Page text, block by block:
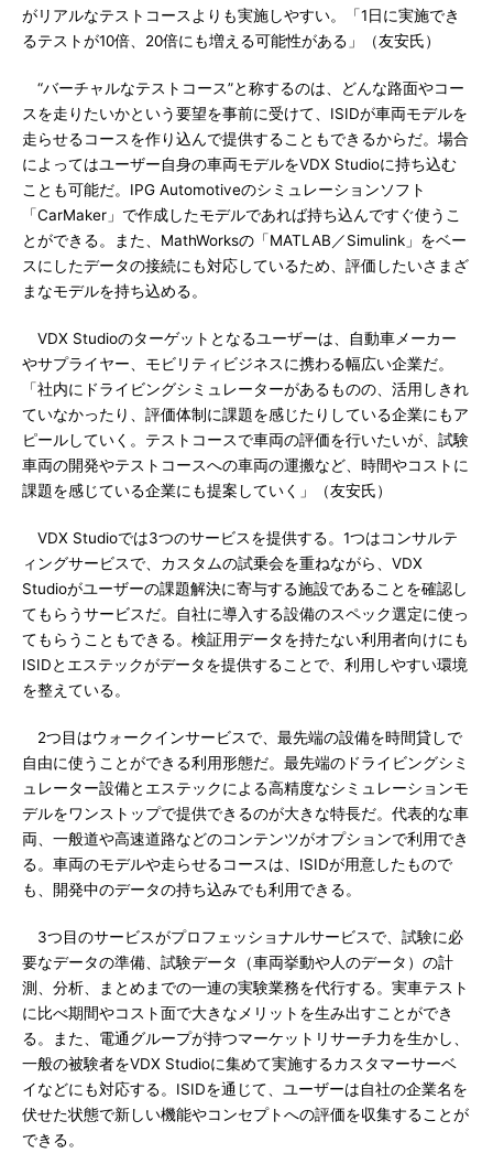
がリアルなテストコースよりも実施しやすい。「1日に実施でき
るテストが10倍、20倍にも増える可能性がある」（友安氏）
“バーチャルなテストコース”と称するのは、どんな路面やコー
スを走りたいかという要望を事前に受けて、ISIDが車両モデルを
走らせるコースを作り込んで提供することもできるからだ。場合
によってはユーザー自身の車両モデルをVDX Studioに持ち込む
ことも可能だ。IPG Automotiveのシミュレーションソフト
「CarMaker」で作成したモデルであれば持ち込んですぐ使うこ
とができる。また、MathWorksの「MATLAB／Simulink」をベー
スにしたデータの接続にも対応しているため、評価したいさまざ
まなモデルを持ち込める。
VDX Studioのターゲットとなるユーザーは、自動車メーカー
やサプライヤー、モビリティビジネスに携わる幅広い企業だ。
「社内にドライビングシミュレーターがあるものの、活用しきれ
ていなかったり、評価体制に課題を感じたりしている企業にもア
ピールしていく。テストコースで車両の評価を行いたいが、試験
車両の開発やテストコースへの車両の運搬など、時間やコストに
課題を感じている企業にも提案していく」（友安氏）
VDX Studioでは3つのサービスを提供する。1つはコンサルテ
ィングサービスで、カスタムの試乗会を重ねながら、VDX
Studioがユーザーの課題解決に寄与する施設であることを確認し
てもらうサービスだ。自社に導入する設備のスペック選定に使っ
てもらうこともできる。検証用データを持たない利用者向けにも
ISIDとエステックがデータを提供することで、利用しやすい環境
を整えている。
2つ目はウォークインサービスで、最先端の設備を時間貸しで
自由に使うことができる利用形態だ。最先端のドライビングシミ
ュレーター設備とエステックによる高精度なシミュレーションモ
デルをワンストップで提供できるのが大きな特長だ。代表的な車
両、一般道や高速道路などのコンテンツがオプションで利用でき
る。車両のモデルや走らせるコースは、ISIDが用意したもので
も、開発中のデータの持ち込みでも利用できる。
3つ目のサービスがプロフェッショナルサービスで、試験に必
要なデータの準備、試験データ（車両挙動や人のデータ）の計
測、分析、まとめまでの一連の実験業務を代行する。実車テスト
に比べ期間やコスト面で大きなメリットを生み出すことができ
る。また、電通グループが持つマーケットリサーチ力を生かし、
一般の被験者をVDX Studioに集めて実施するカスタマーサーベ
イなどにも対応する。ISIDを通じて、ユーザーは自社の企業名を
伏せた状態で新しい機能やコンセプトへの評価を収集することが
できる。